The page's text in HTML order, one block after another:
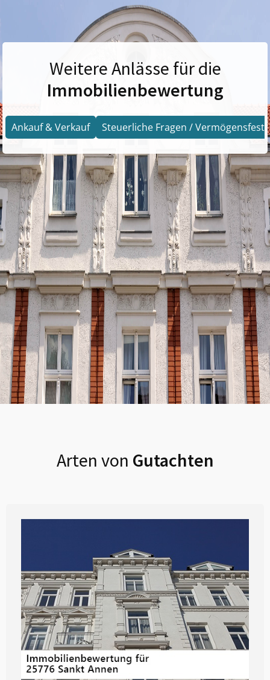
Weitere Anlässe für die
Immobilienbewertung
Ankauf & Verkauf Steuerliche Fragen /
Arten von Gutachten